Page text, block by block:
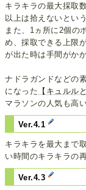
キラキラの最大採取
以上は拾えないとい
また、1ヵ所に2個の
め、採取できる上限
が出た時は手間がか
ナドラガンドなどの
になった 【キュルル
マラソンの人気も高い
Ver.4.1
キラキラを最大まで
い時間のキラキラの
Ver.4.3